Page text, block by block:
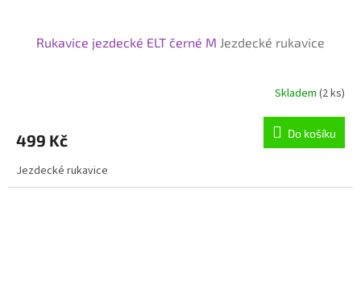
Rukavice jezdecké ELT černé M Jezdecké rukavice
je
z
5
Skladem(2 ks)
499 Kč Do košíku
Jezdecké rukavice